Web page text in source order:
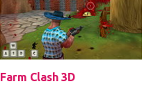
Farm Clash 3D